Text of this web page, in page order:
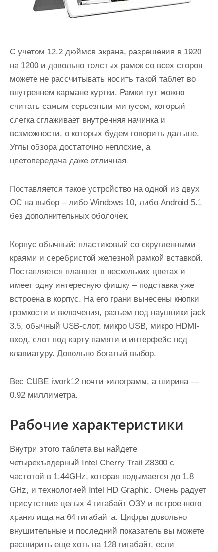
С учетом 12.2 дюймов экрана, разрешения в 1920
на 1200 и довольно толстых рамок со всех сторон
можете не рассчитывать носить такой таблет во
внутреннем кармане куртки. Рамки тут можно
считать самым серьезным минусом, который
слегка сглаживает внутренняя начинка и
возможности, о которых будем говорить дальше.
Углы обзора достаточно неплохие, а
цветопередача даже отличная.
Поставляется такое устройство на одной из двух
ОС на выбор – либо Windows 10, либо Android 5.1
без дополнительных оболочек.
Корпус обычный: пластиковый со скругленными
краями и серебристой железной рамкой вставкой.
Поставляется планшет в нескольких цветах и
имеет одну интересную фишку – подставка уже
встроена в корпус. На его грани вынесены кнопки
громкости и включения, разъем под наушники jack
3.5, обычный USB-слот, микро USB, микро HDMI-
вход, слот под карту памяти и интерфейс под
клавиатуру. Довольно богатый выбор.
Вес CUBE iwork12 почти килограмм, а ширина —
0.92 миллиметра.
Рабочие характеристики
Внутри этого таблета вы найдете
четырехъядерный Intel Cherry Trail Z8300 c
частотой в 1.44GHz, которая подымается до 1.8
GHz, и технологией Intel HD Graphic. Очень радует
присутствие целых 4 гигабайт ОЗУ и встроенного
хранилища на 64 гигабайта. Цифры довольно
внушительные и последний показатель вы можете
расширить еще хоть на 128 гигабайт, если